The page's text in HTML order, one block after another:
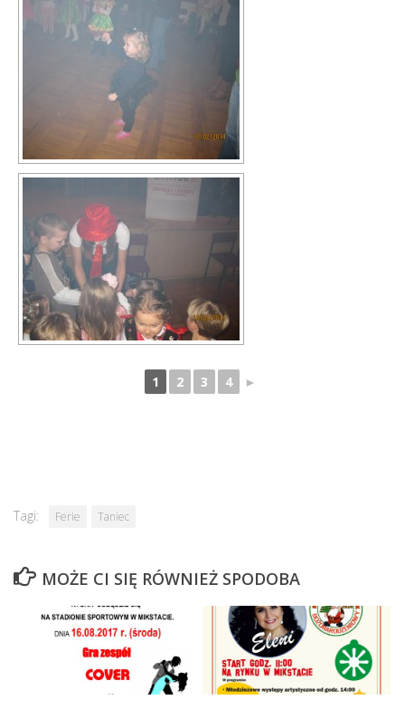
1 2 3 4 ►
Tagi: Ferie Taniec
MOŻE CI SIĘ RÓWNIEŻ SPODOBA